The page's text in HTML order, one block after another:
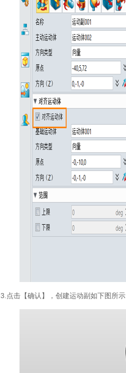
3.点击【确认】，创建运动副如下图所示